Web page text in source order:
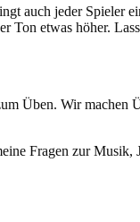
auch jeder
etwas höher.
Üben. Wir
Fragen zur